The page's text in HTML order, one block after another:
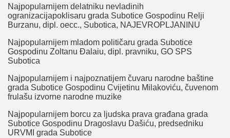
Najpopularnijem delatniku nevladinih
ogranizacijapoklisaru grada Subotice Gospodinu Relji
Burzanu, dipl. oecc., Subotica, NAJEVROPLJANINU
Najpopularnijem mladom političaru grada Subotice
Gospodinu Zoltanu Đalaiu, dipl. pravniku, GO SPS
Subotica
Najpopularnijem i najpoznatijem čuvaru narodne baštine
grada Subotice Gospodinu Cvijetinu Milakoviću, čuvenom
frulašu izvorne narodne muzike
Najpopularnijem borcu za ljudska prava građana grada
Subotice Gospodinu Dragoslavu Dašiću, predsedniku
URVMI grada Subotice